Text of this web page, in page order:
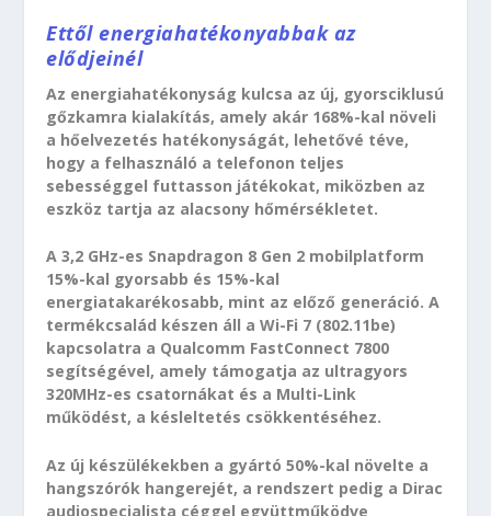
Ettől energiahatékonyabbak az
elődjeinél
Az energiahatékonyság kulcsa az új, gyorsciklusú
gőzkamra kialakítás, amely akár 168%-kal növeli
a hőelvezetés hatékonyságát, lehetővé téve,
hogy a felhasználó a telefonon teljes
sebességgel futtasson játékokat, miközben az
eszköz tartja az alacsony hőmérsékletet.
A 3,2 GHz-es Snapdragon 8 Gen 2 mobilplatform
15%-kal gyorsabb és 15%-kal
energiatakarékosabb, mint az előző generáció. A
termékcsalád készen áll a Wi-Fi 7 (802.11be)
kapcsolatra a Qualcomm FastConnect 7800
segítségével, amely támogatja az ultragyors
320MHz-es csatornákat és a Multi-Link
működést, a késleltetés csökkentéséhez.
Az új készülékekben a gyártó 50%-kal növelte a
hangszórók hangerejét, a rendszert pedig a Dirac
audiospecialista céggel együttműködve